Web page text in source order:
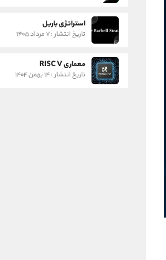
استراتژی باربل
تاریخ انتشار : ۷ مرداد ۱۴۰۵
معماری RISC V
تاریخ انتشار : ۱۴ بهمن ۱۴۰۴